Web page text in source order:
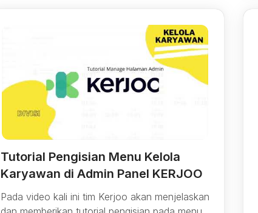
Tutorial Pengisian Menu Kelola
Karyawan di Admin Panel KERJOO
Pada video kali ini tim Kerjoo akan menjelaskan